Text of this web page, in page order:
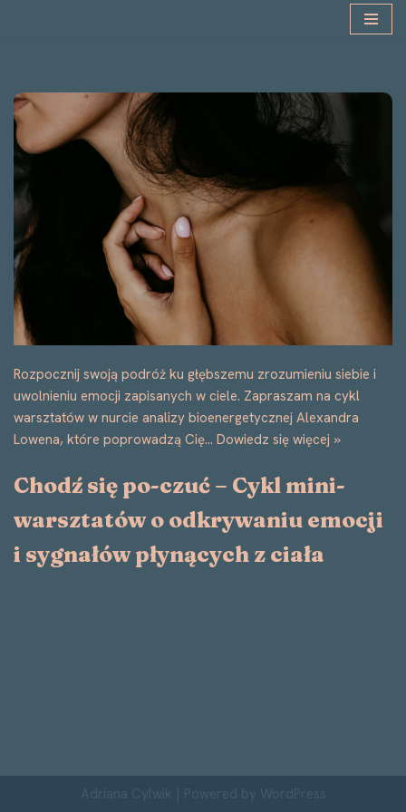
treści
Rozpocznij swoją podróż ku głębszemu zrozumieniu siebie i
uwolnieniu emocji zapisanych w ciele. Zapraszam na cykl
warsztatów w nurcie analizy bioenergetycznej Alexandra
Lowena, które poprowadzą Cię… Dowiedz się więcej »
Chodź się po-czuć – Cykl mini-
warsztatów o odkrywaniu emocji
i sygnałów płynących z ciała
Adriana Cylwik | Powered by WordPress